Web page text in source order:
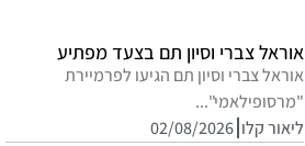
אוראל צברי וסיון תם בצעד מפתיע
אוראל צברי וסיון תם הגיעו לפרמיירת
"מרסופילאמי"...
ליאור קלו 02/08/2026